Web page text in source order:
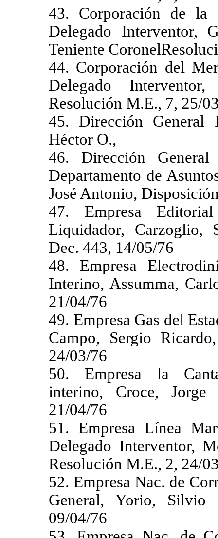
43. Corporación de la
Delegado Interventor,
Teniente
44. Corporación del
Delegado
Resolución M.E., 7, 25/
45. Dirección General
Héctor O.,
46. Dirección
Departamento de
José Antonio,
47. Empresa
Liquidador, Carzoglio,
Dec. 443, 14/05/76
48. Empresa
Interino, Assumma,
21/04/76
49. Empresa Gas del
Campo, Sergio
24/03/76
50. Empresa la
interino, Croce,
21/04/76
51. Empresa Línea
Delegado Interventor,
Resolución M.E., 2, 24/
52. Empresa Nac. de
General, Yorio,
09/04/76